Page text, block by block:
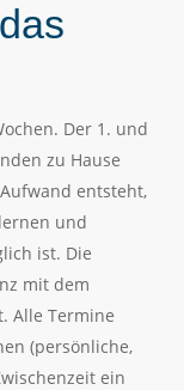
Der 1. und
zu Hause
entsteht,
und
ist. Die
mit dem
Alle Termine
(persönliche,
ein